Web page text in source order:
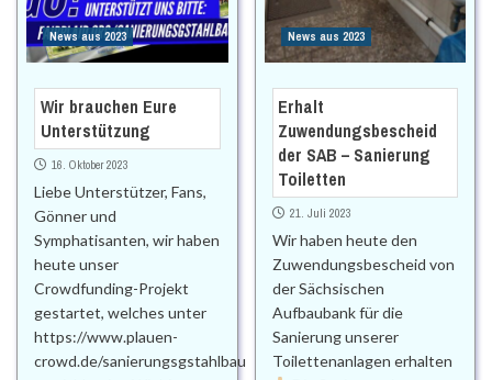
News aus 2023
Wir brauchen Eure
Unterstützung
16. Oktober 2023
Liebe Unterstützer, Fans,
Gönner und
Symphatisanten, wir haben
heute unser
Crowdfunding-Projekt
gestartet, welches unter
https://www.plauen-
crowd.de/sanierungsgstahlbau
News aus 2023
Erhalt
Zuwendungsbescheid
der SAB – Sanierung
Toiletten
21. Juli 2023
Wir haben heute den
Zuwendungsbescheid von
der Sächsischen
Aufbaubank für die
Sanierung unserer
Toilettenanlagen erhalten